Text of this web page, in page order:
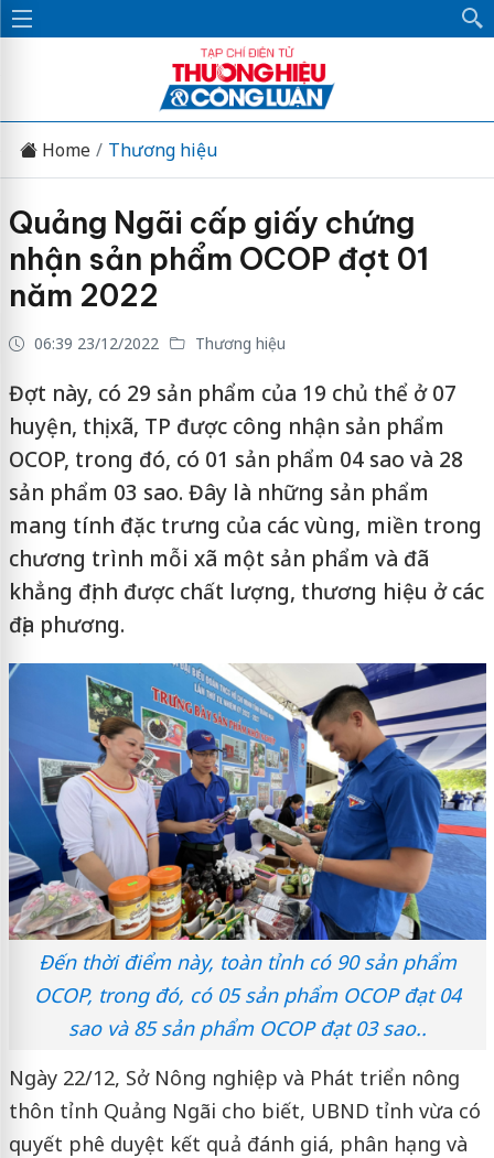
Home Thương hiệu
Quảng Ngãi cấp giấy chứng
nhận sản phẩm OCOP đợt 01
năm 2022
06:39 23/12/2022 Thương hiệu
Đợt này, có 29 sản phẩm của 19 chủ thể ở 07
huyện, thị xã, TP được công nhận sản phẩm
OCOP, trong đó, có 01 sản phẩm 04 sao và 28
sản phẩm 03 sao. Đây là những sản phẩm
mang tính đặc trưng của các vùng, miền trong
chương trình mỗi xã một sản phẩm và đã
khẳng định được chất lượng, thương hiệu ở các
địa phương.
Đến thời điểm này, toàn tỉnh có 90 sản phẩm
OCOP, trong đó, có 05 sản phẩm OCOP đạt 04
sao và 85 sản phẩm OCOP đạt 03 sao..
Ngày 22/12, Sở Nông nghiệp và Phát triển nông
thôn tỉnh Quảng Ngãi cho biết, UBND tỉnh vừa có
quyết phê duyệt kết quả đánh giá, phân hạng và